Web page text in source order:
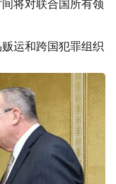
将对联合国所有领
运和跨国犯罪组织